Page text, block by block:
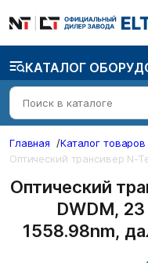
КАТАЛОГ
Главная /Каталог товаров
Оптический
DWDM,
1558.98nm,